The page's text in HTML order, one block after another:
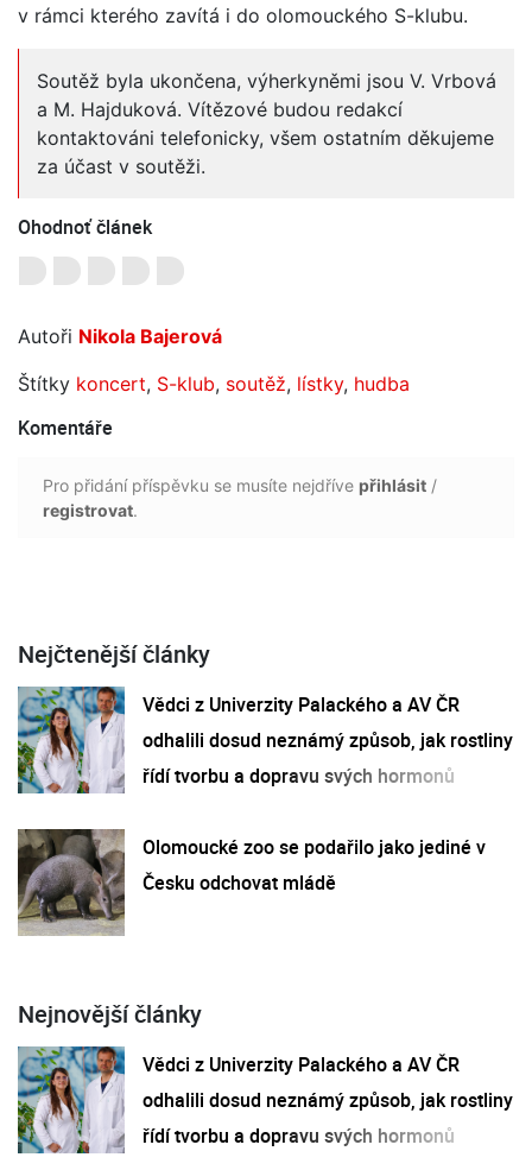
v rámci kterého zavítá i do olomouckého S-klubu.
Soutěž byla ukončena, výherkyněmi jsou V. Vrbová
a M. Hajduková. Vítězové budou redakcí
kontaktováni telefonicky, všem ostatním děkujeme
za účast v soutěži.
Ohodnoť článek
Autoři Nikola Bajerová
Štítky koncert, S-klub, soutěž, lístky, hudba
Komentáře
Pro přidání příspěvku se musíte nejdříve přihlásit /
registrovat.
Nejčtenější články
Vědci z Univerzity Palackého a AV ČR
odhalili dosud neznámý způsob, jak rostliny
řídí tvorbu a dopravu svých hormonů
Olomoucké zoo se podařilo jako jediné v
Česku odchovat mládě
Nejnovější články
Vědci z Univerzity Palackého a AV ČR
odhalili dosud neznámý způsob, jak rostliny
řídí tvorbu a dopravu svých hormonů